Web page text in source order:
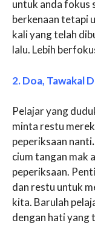
untuk anda fokus
berkenaan tetapi
kali yang telah
lalu. Lebih
2. Doa, Tawakal
Pelajar yang
minta restu
peperiksaan nanti.
cium tangan mak
peperiksaan.
dan restu untuk
kita. Barulah
dengan hati yang